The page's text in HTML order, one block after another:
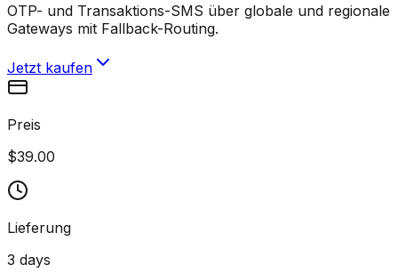
OTP- und Transaktions-SMS über globale und regionale
Gateways mit Fallback-Routing.
Jetzt kaufen
Preis
$39.00
Lieferung
3 days